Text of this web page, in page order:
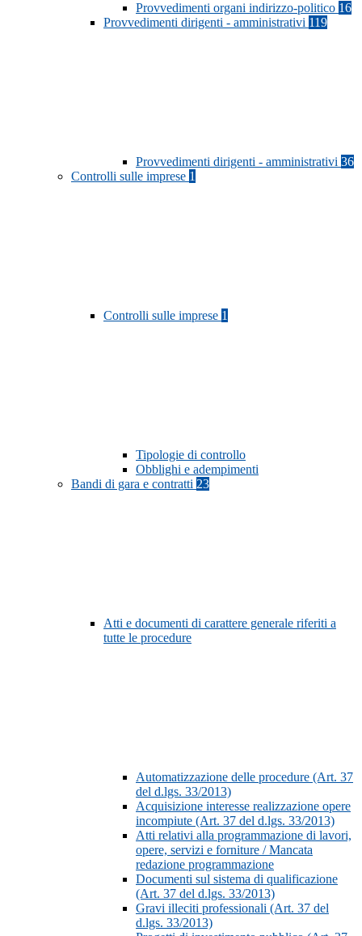
Provvedimenti organi indirizzo-politico 16
Provvedimenti dirigenti - amministrativi 119
Provvedimenti dirigenti - amministrativi 36
Controlli sulle imprese 1
Controlli sulle imprese 1
Tipologie di controllo
Obblighi e adempimenti
Bandi di gara e contratti 23
Atti e documenti di carattere generale riferiti a
tutte le procedure
Automatizzazione delle procedure (Art. 37
del d.lgs. 33/2013)
Acquisizione interesse realizzazione opere
incompiute (Art. 37 del d.lgs. 33/2013)
Atti relativi alla programmazione di lavori,
opere, servizi e forniture / Mancata
redazione programmazione
Documenti sul sistema di qualificazione
(Art. 37 del d.lgs. 33/2013)
Gravi illeciti professionali (Art. 37 del
d.lgs. 33/2013)